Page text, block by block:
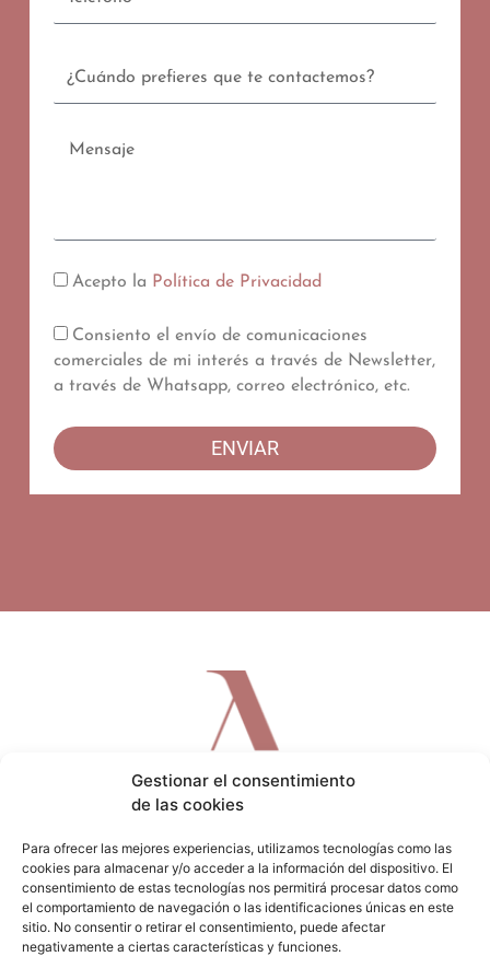
Gestionar el consentimiento
de las cookies
Para ofrecer las mejores experiencias, utilizamos tecnologías como las
cookies para almacenar y/o acceder a la información del dispositivo. El
consentimiento de estas tecnologías nos permitirá procesar datos como
el comportamiento de navegación o las identificaciones únicas en este
sitio. No consentir o retirar el consentimiento, puede afectar
negativamente a ciertas características y funciones.
F
I
W
Mensaje
Acepto la Política de Privacidad
Consiento el envío de comunicaciones
comerciales de mi interés a través de Newsletter,
a través de Whatsapp, correo electrónico, etc.
ENVIAR